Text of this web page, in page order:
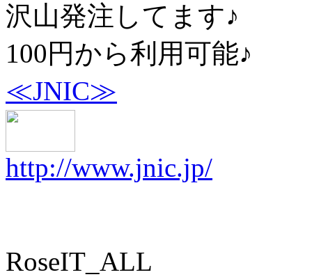
沢山発注してます♪
100円から利用可能♪
≪JNIC≫
http://www.jnic.jp/
RoseIT_ALL